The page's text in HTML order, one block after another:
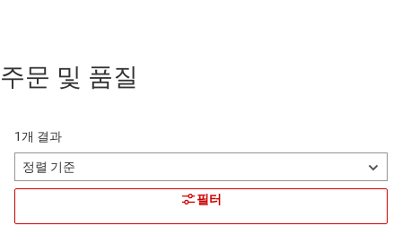
주문 및 품질